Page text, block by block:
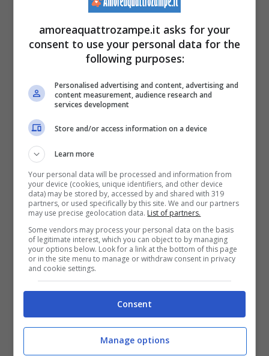
brandina, il suo cibo, le sue uova, la sua
acqua. Nonostante fosse spaventato, si
fosse rannicchiato e avesse persino cercato
di scappare dai professionisti, Emilio è stato
portato via dalla residenza in cui viveva da
quando era appena un cucciolo, e portato al
Progetto Preservas, un centro di
conservazione e riabilitazione degli animali.
Schanacris Braga è rimasta sconvolta dalla
perdita dell’animale, in quanto si è presa cura
di Emlio e l’ha amato fin da quando era
piccolo e se lo rimettessero in libertà adesso
potrebbe morire poiché non è abituato a
amoreaquattrozampe.it asks for your
consent to use your personal data for the
following purposes:
Personalised advertising and content, advertising and
content measurement, audience research and
services development
Store and/or access information on a device
Learn more
Your personal data will be processed and information from
your device (cookies, unique identifiers, and other device
data) may be stored by, accessed by and shared with 319
partners, or used specifically by this site. We and our partners
may use precise geolocation data. List of partners.
Some vendors may process your personal data on the basis
of legitimate interest, which you can object to by managing
your options below. Look for a link at the bottom of this page
or in the site menu to manage or withdraw consent in privacy
and cookie settings.
Consent
Manage options